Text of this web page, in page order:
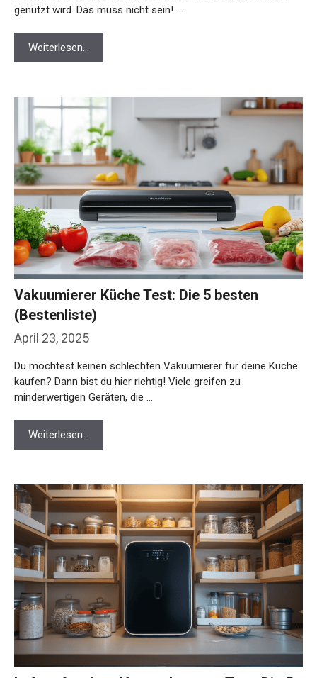
genutzt wird. Das muss nicht sein! …
Weiterlesen…
April 23, 2025
Vakuumierer Küche Test: Die 5 besten
(Bestenliste)
Du möchtest keinen schlechten Vakuumierer für deine Küche
kaufen? Dann bist du hier richtig! Viele greifen zu
minderwertigen Geräten, die …
Weiterlesen…